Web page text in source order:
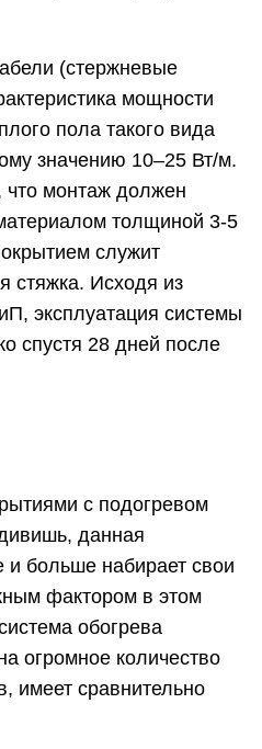
(стержневые
мощности
пола такого вида
значению 10–25 Вт/м.
что монтаж должен
толщиной 3-5
служит
стяжка. Исходя из
эксплуатация системы
спустя 28 дней после
с подогревом
данная
и больше набирает свои
фактором в этом
обогрева
огромное количество
имеет сравнительно